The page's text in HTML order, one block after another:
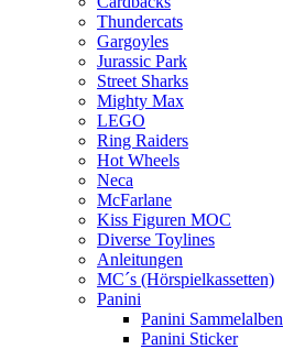
Thundercats
Gargoyles
Jurassic Park
Street Sharks
Mighty Max
LEGO
Ring Raiders
Hot Wheels
Neca
McFarlane
Kiss Figuren MOC
Diverse Toylines
Anleitungen
MC´s (Hörspielkassetten)
Panini
Panini Sammelalben
Panini Sticker